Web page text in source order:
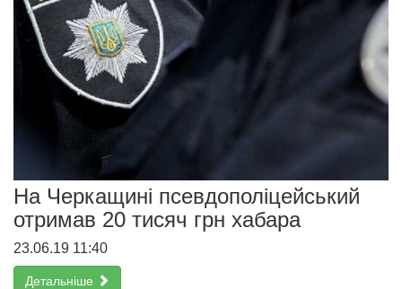
На Черкащині псевдополіцейський
отримав 20 тисяч грн хабара
23.06.19 11:40
Детальніше